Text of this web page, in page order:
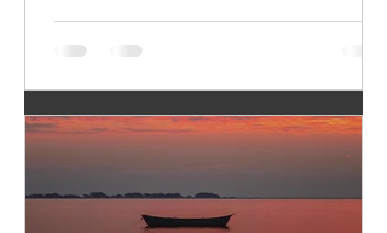
que trocar é básico
para colher melhores
frutos. O nosso
“tempo” aqui é
precioso demais para
que me machucou, do
que me irrita, do que
me distrai, do que
desconfio, do que